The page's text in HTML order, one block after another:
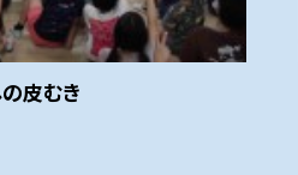
の皮むき